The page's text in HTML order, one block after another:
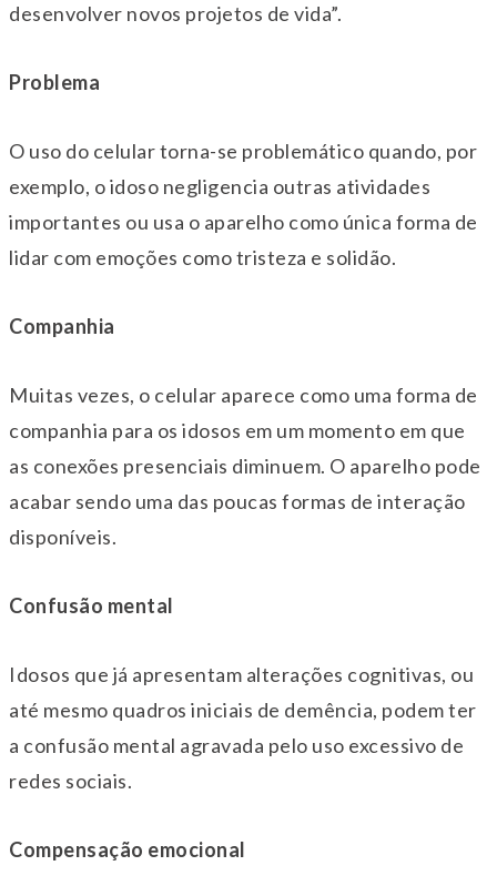
desenvolver novos projetos de vida”.
Problema
O uso do celular torna-se problemático quando, por
exemplo, o idoso negligencia outras atividades
importantes ou usa o aparelho como única forma de
lidar com emoções como tristeza e solidão.
Companhia
Muitas vezes, o celular aparece como uma forma de
companhia para os idosos em um momento em que
as conexões presenciais diminuem. O aparelho pode
acabar sendo uma das poucas formas de interação
disponíveis.
Confusão mental
Idosos que já apresentam alterações cognitivas, ou
até mesmo quadros iniciais de demência, podem ter
a confusão mental agravada pelo uso excessivo de
redes sociais.
Compensação emocional